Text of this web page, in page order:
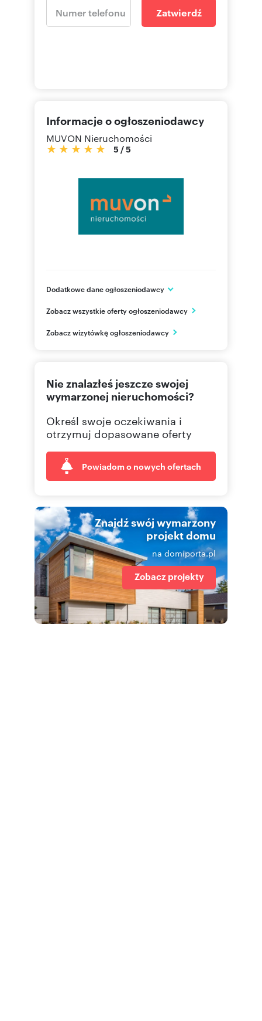
Zatwierdź
Informacje o ogłoszeniodawcy
MUVON Nieruchomości
5 /5
Dodatkowe dane ogłoszeniodawcy
Łódź
PL
Zobacz wszystkie oferty ogłoszeniodawcy
Zobacz wizytówkę ogłoszeniodawcy
Nie znalazłeś jeszcze swojej
wymarzonej nieruchomości?
Określ swoje oczekiwania i
otrzymuj dopasowane oferty
Powiadom o nowych ofertach
Znajdź swój wymarzony
projekt domu
na domiporta.pl
Zobacz projekty